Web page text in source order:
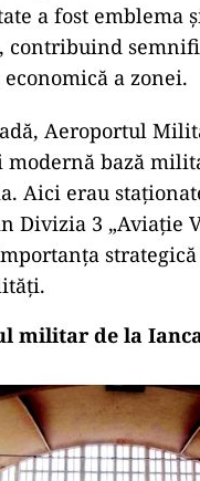
a fost emblema
contribuind
a zonei.
Aeroportul
modernă bază
Aici erau
Divizia 3 „Aviație
strategică
militar de la